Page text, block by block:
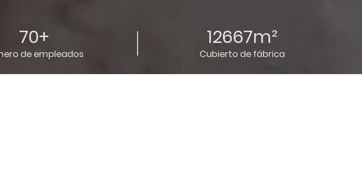
70+
de empleados
12667m²
Cubierto de fábrica